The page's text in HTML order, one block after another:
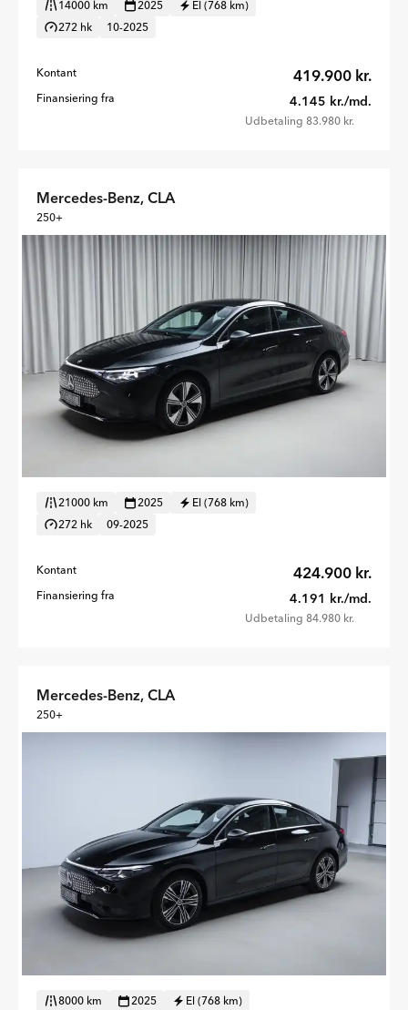
14000 km 2025
El (768 km)
272 hk
10-2025
Kontant 419.900 kr.
Finansiering fra 4.145 kr./md.
Udbetaling 83.980 kr.
Mercedes-Benz, CLA
250+
21000 km 2025
El (768 km)
272 hk
09-2025
Kontant 424.900 kr.
Finansiering fra 4.191 kr./md.
Udbetaling 84.980 kr.
Mercedes-Benz, CLA
250+
8000 km 2025 El (768 km)